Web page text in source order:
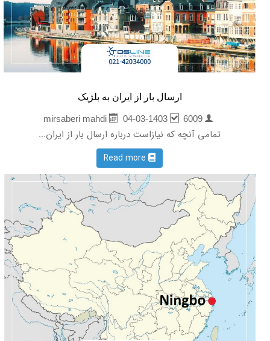
ارسال بار از ایران به بلژیک
mirsaberi mahdi
04-03-1403 6009
تمامی آنچه که نیازاست درباره ارسال بار از ایران...
Read more